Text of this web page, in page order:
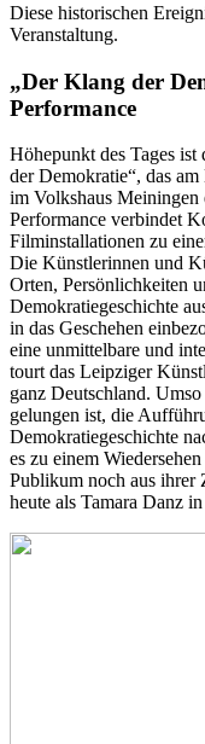
Diese historischen
Veranstaltung.
„Der Klang der
Performance
Höhepunkt des Tages
der Demokratie“, das
im Volkshaus
Performance verbindet
Filminstallationen zu
Die Künstlerinnen und
Orten, Persönlichkeiten
Demokratiegeschichte
in das Geschehen
eine unmittelbare und
tourt das Leipziger
ganz Deutschland.
gelungen ist, die
Demokratiegeschichte
es zu einem
Publikum noch aus ihrer
heute als Tamara Danz